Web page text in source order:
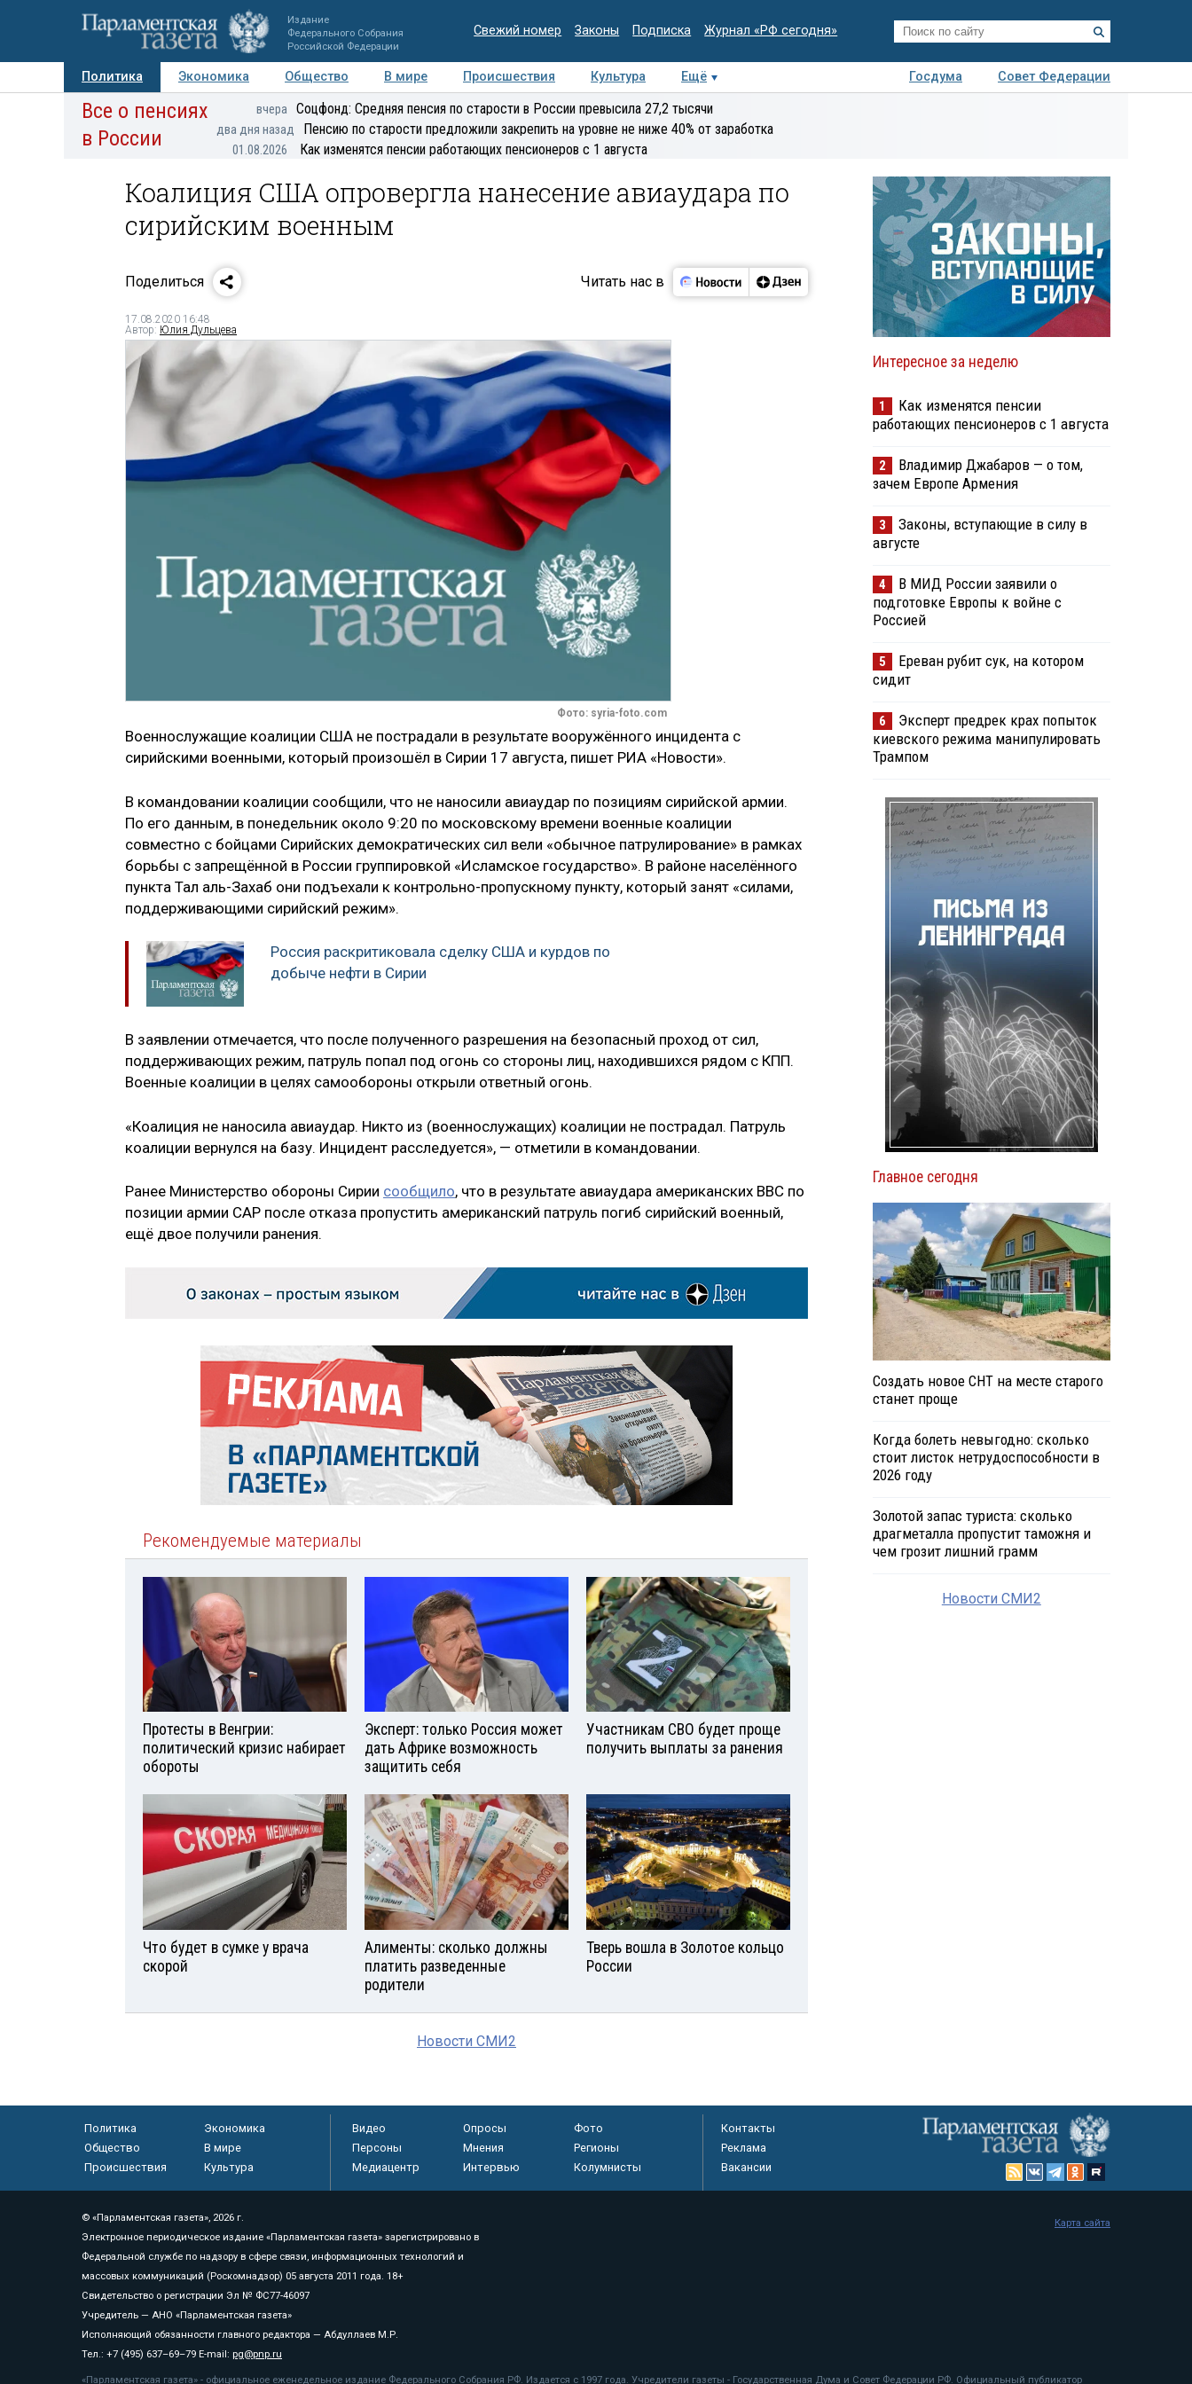
Издание
Федерального Собрания
Российской Федерации
Свежий номер Законы Подписка Журнал «РФ сегодня»
Политика Экономика Общество В мире Происшествия Культура Ещё Госдума
Совет Федерации
Авторы Персоны Мнения Регионы Медиацентр Интервью Колумнисты
экспертиза
Все о пенсиях
в России
вчера Соцфонд: Средняя пенсия по старости в России превысила 27,2 тысячи
два дня назад Пенсию по старости предложили закрепить на уровне не ниже 40% от заработка
01.08.2026 Как изменятся пенсии работающих пенсионеров с 1 августа
Коалиция США опровергла нанесение авиаудара по
сирийским военным
Поделиться Читать нас в
17.08.2020 16:48
Автор: Юлия Дульцева
Фото: syria-foto.com
Военнослужащие коалиции США не пострадали в результате вооружённого инцидента с
сирийскими военными, который произошёл в Сирии 17 августа, пишет РИА «Новости».
В командовании коалиции сообщили, что не наносили авиаудар по позициям сирийской армии.
По его данным, в понедельник около 9:20 по московскому времени военные коалиции
совместно с бойцами Сирийских демократических сил вели «обычное патрулирование» в рамках
борьбы с запрещённой в России группировкой «Исламское государство». В районе населённого
пункта Тал аль-Захаб они подъехали к контрольно-пропускному пункту, который занят «силами,
поддерживающими сирийский режим».
Россия раскритиковала сделку США и курдов по
добыче нефти в Сирии
В заявлении отмечается, что после полученного разрешения на безопасный проход от сил,
поддерживающих режим, патруль попал под огонь со стороны лиц, находившихся рядом с КПП.
Военные коалиции в целях самообороны открыли ответный огонь.
«Коалиция не наносила авиаудар. Никто из (военнослужащих) коалиции не пострадал. Патруль
коалиции вернулся на базу. Инцидент расследуется», — отметили в командовании.
Ранее Министерство обороны Сирии сообщило, что в результате авиаудара американских ВВС по
позиции армии САР после отказа пропустить американский патруль погиб сирийский военный,
ещё двое получили ранения.
Рекомендуемые материалы
Протесты в Венгрии:
политический кризис набирает
обороты
Эксперт: только Россия может
дать Африке возможность
защитить себя
Участникам СВО будет проще
получить выплаты за ранения
Что будет в сумке у врача
скорой
Алименты: сколько должны
платить разведенные
родители
Тверь вошла в Золотое кольцо
России
Новости СМИ2
Интересное за неделю
1
Как изменятся пенсии
работающих пенсионеров с 1 августа
2
Владимир Джабаров — о том,
зачем Европе Армения
3
Законы, вступающие в силу в
августе
4
В МИД России заявили о
подготовке Европы к войне с
Россией
5
Ереван рубит сук, на котором
сидит
6
Эксперт предрек крах попыток
киевского режима манипулировать
Трампом
Главное сегодня
Создать новое СНТ на месте старого
станет проще
Когда болеть невыгодно: сколько
стоит листок нетрудоспособности в
2026 году
Золотой запас туриста: сколько
драгметалла пропустит таможня и
чем грозит лишний грамм
Новости СМИ2
Политика
Экономика
Общество
В мире
Происшествия
Культура
Видео Опросы
Фото
Персоны
Мнения
Регионы
Медиацентр
Интервью Колумнисты
Контакты
Реклама
Вакансии
© «Парламентская газета», 2026 г.
Электронное периодическое издание «Парламентская газета» зарегистрировано в
Федеральной службе по надзору в сфере связи, информационных технологий и
массовых коммуникаций (Роскомнадзор) 05 августа 2011 года. 18+
Свидетельство о регистрации Эл № ФС77-46097
Учредитель — АНО «Парламентская газета»
Исполняющий обязанности главного редактора — Абдуллаев М.Р.
Тел.: +7 (495) 637–69–79 E-mail: pg@pnp.ru
«Парламентская газета» - официальное еженедельное издание Федерального Собрания РФ. Издается с 1997 года. Учредители газеты - Государственная Дума и Совет Федерации РФ. Официальный публикатор
Карта сайта